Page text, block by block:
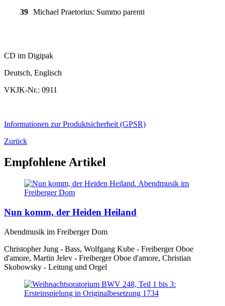
39 Michael Praetorius: Summo parenti
CD im Digipak
Deutsch, Englisch
VKJK-Nr.: 0911
Informationen zur Produktsicherheit (GPSR)
Zurück
Empfohlene Artikel
Nun komm, der Heiden Heiland
Abendmusik im Freiberger Dom
Christopher Jung - Bass, Wolfgang Kube - Freiberger Oboe
d'amore, Martin Jelev - Freiberger Oboe d'amore, Christian
Skobowsky - Leitung und Orgel